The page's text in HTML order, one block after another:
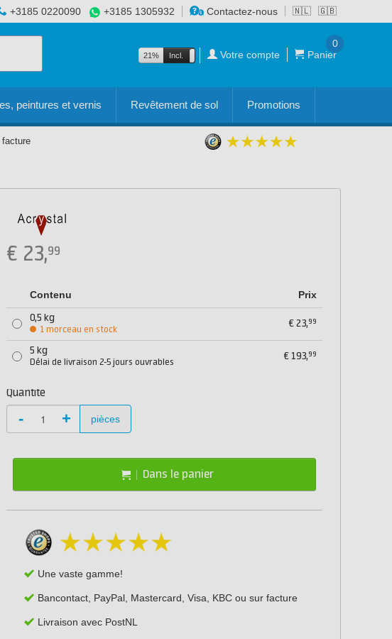
🇳🇱 🇬🇧
+3185 0220090 +3185 1305932 Contactez-nous
21% Incl. Excl. Votre compte Panier
0
peintures et vernis Revêtement de sol Promotions
facture
€ 23,99
Contenu Prix
0,5 kg
1 morceau en stock
€23,99
5 kg
Délai de livraison 2-5 jours ouvrables
€193,99
Quantité
- + pièces
Dans le panier
Une vaste gamme!
Bancontact, PayPal, Mastercard, Visa, KBC ou sur facture
Livraison avec PostNL